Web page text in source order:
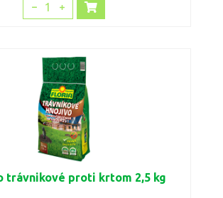
1
trávnikové proti krtom 2,5 kg